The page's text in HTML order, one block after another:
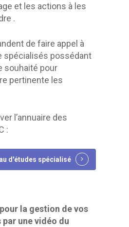
et les actions à les
.
de faire appel à
spécialisés possédant
souhaité pour
pertinente les
l’annuaire des
:
d'études spécialisé
la gestion de vos
une vidéo du